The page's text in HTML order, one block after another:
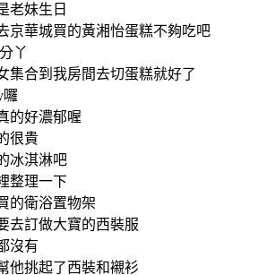
老妹生日
京華城買的黃湘怡蛋糕不夠吃吧
丫
集合到我房間去切蛋糕就好了
囉
的好濃郁喔
很貴
冰淇淋吧
整理一下
的衛浴置物架
去訂做大寶的西裝服
沒有
他挑起了西裝和襯衫